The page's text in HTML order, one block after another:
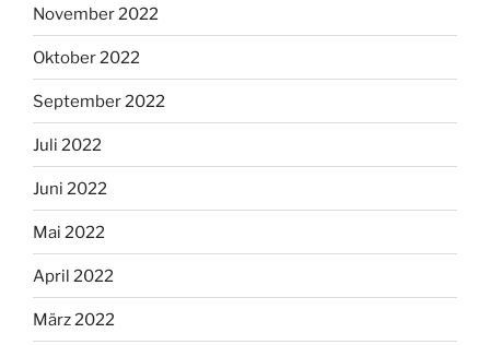
November 2022
Oktober 2022
September 2022
Juli 2022
Juni 2022
Mai 2022
April 2022
März 2022